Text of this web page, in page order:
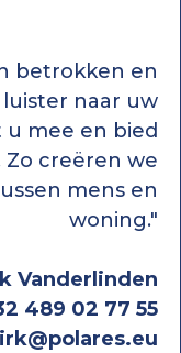
betrokken en
naar uw
mee en bied
Zo creëren we
mens en
woning."
Vanderlinden
489 02 77 55